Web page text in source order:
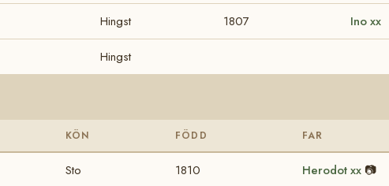
Hingst 1807 Ino xx
Hingst
KÖN FÖDD FAR
Sto 1810 Herodot xx 📷